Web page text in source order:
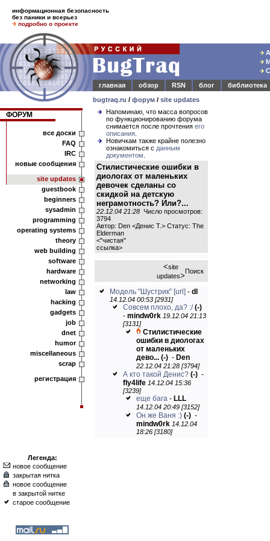
информационная безопасность
без паники и всерьез
подробно о проекте
главная
обзор RSN блог
библиотека
bugtraq.ru / форум / site updates
ФОРУМ
все доски
FAQ
IRC
новые сообщения
site updates
guestbook
beginners
sysadmin
programming
operating systems
theory
web building
software
hardware
networking
law
hacking
gadgets
job
dnet
humor
miscellaneous
scrap
регистрация
Легенда:
новое сообщение
закрытая нитка
новое сообщение
в закрытой нитке
старое сообщение
Напоминаю, что масса вопросов
по функционированию форума
снимается после прочтения его
описания
Новичкам также крайне полезно
ознакомиться с данным
документом
Стилистические ошибки в
диологах от маленьких
девочек сделаны со
скидкой на детскую
неграмотность? Или?...
22.12.04 21:28 Число просмотров:
3794
Автор: Den <Денис Т.> Статус: The
Elderman
<"чистая"
ссылка>
<site
updates>Поиск
Модель "Шустрик" [url] - dl
14.12.04 00:53 [2931]
Совсем плохо, да? :/ (-)
- mindw0rk 19.12.04 21:13
[3131]
Стилистические
ошибки в диологах
от маленьких
дево... (-) - Den
22.12.04 21:28 [3794]
А кто такой Денис? (-) -
fly4life 14.12.04 15:36
[3239]
еще бага - LLL
14.12.04 20:49 [3152]
Он же Ваня :) (-) -
mindw0rk 14.12.04
18:26 [3180]